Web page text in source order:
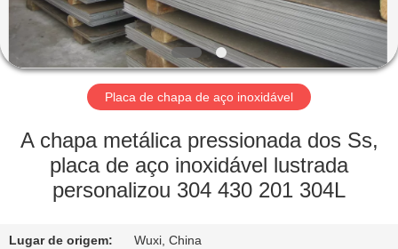
VÍDEOS
SOBRE
VISITA
Placa de chapa de aço inoxidável
A chapa metálica pressionada dos Ss,
placa de aço inoxidável lustrada
personalizou 304 430 201 304L
Lugar de origem: Wuxi, China